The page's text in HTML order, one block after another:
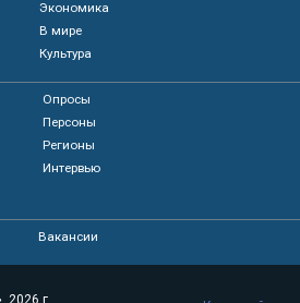
Экономика
В мире
Культура
Опросы
Персоны
Регионы
Интервью
Вакансии
2026 г.